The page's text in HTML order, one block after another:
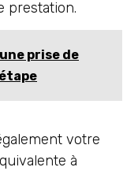
prestation.
prise de
votre
à